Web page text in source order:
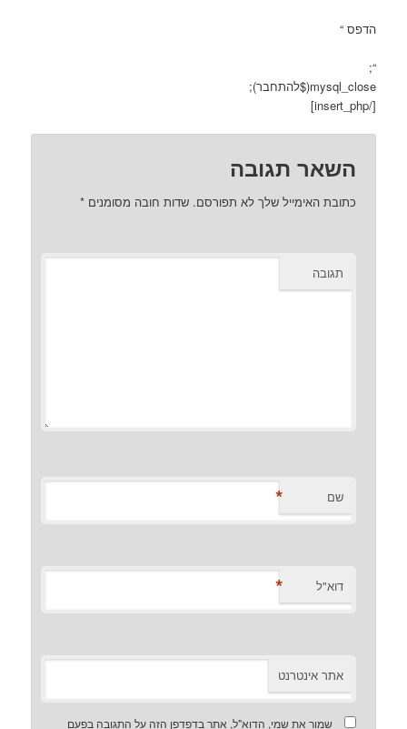
הדפס “
“;
mysql_close($להתחבר);
[/insert_php]
השאר תגובה
כתובת האימייל שלך לא תפורסם. שדות חובה מסומנים*
תגובה
שם *
דוא"ל *
אתר אינטרנט
שמור את שמי, הדוא"ל, אתר בדפדפן הזה על התגובה בפעם